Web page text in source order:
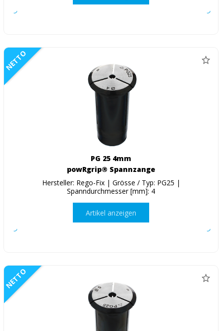
NETTO
PG 25 4mm
powRgrip® Spannzange
Hersteller: Rego-Fix | Grösse / Typ: PG25 |
Spanndurchmesser [mm]: 4
Artikel anzeigen
NETTO